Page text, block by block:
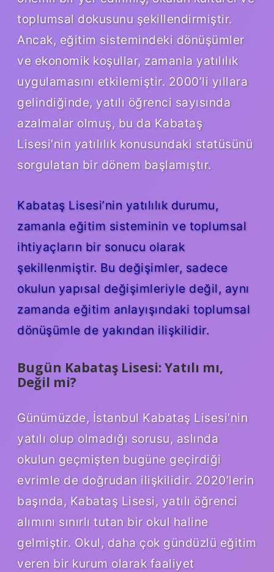
toplumsal dokusunu şekillendirmiştir.
Ancak, eğitim sistemindeki dönüşümler
ve ekonomik koşullar, zamanla yatılılık
uygulamasını etkilemiştir. 2000’li yıllara
gelindiğinde, yatılı öğrenci sayısında
azalmalar olmuş, bu da Kabataş
Lisesi’nin yatılılık konusundaki statüsünü
sorgulatan bir dönem başlamıştır.
Kabataş Lisesi’nin yatılılık durumu,
zamanla eğitim sisteminin ve toplumsal
ihtiyaçların bir sonucu olarak
şekillenmiştir. Bu değişimler, sadece
okulun yapısal değişimleriyle değil, aynı
zamanda eğitim anlayışındaki toplumsal
dönüşümle de yakından ilişkilidir.
Bugün Kabataş Lisesi: Yatılı mı,
Değil mi?
Günümüzde, İstanbul Kabataş Lisesi’nin
yatılı olup olmadığı sorusu, aslında
okulun geçmişten bugüne geçirdiği
evrimle de doğrudan ilişkilidir. 2020’lerin
başında, Kabataş Lisesi, yatılı öğrenci
alımını sınırlı tutan bir okul haline
gelmiştir. Okul, daha çok gündüzlü eğitim
veren bir kurum olarak faaliyet